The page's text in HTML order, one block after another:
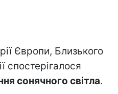
Європи, Близького
спостерігалося
сонячного світла.